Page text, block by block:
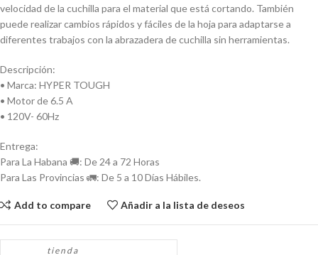
velocidad de la cuchilla para el material que está cortando. También
puede realizar cambios rápidos y fáciles de la hoja para adaptarse a
diferentes trabajos con la abrazadera de cuchilla sin herramientas.
Descripción:
• Marca: HYPER TOUGH
• Motor de 6.5 A
• 120V- 60Hz
Entrega:
Para La Habana 🚚: De 24 a 72 Horas
Para Las Provincias 🚛: De 5 a 10 Días Hábiles.
Add to compare Añadir a la lista de deseos
tienda